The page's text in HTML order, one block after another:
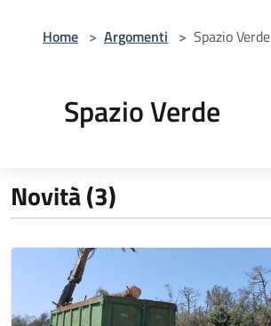
Home > Argomenti > Spazio Verde
Spazio Verde
Novità (3)